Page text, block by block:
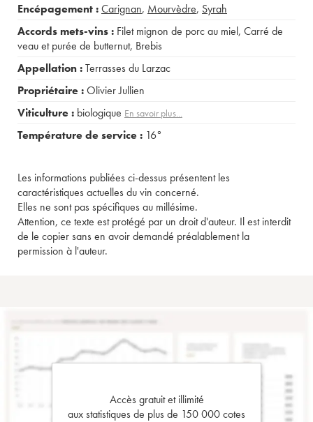
Encépagement :Carignan, Mourvèdre, Syrah
Accords mets-vins : Filet mignon de porc au miel, Carré de
veau et purée de butternut, Brebis
Appellation :Terrasses du Larzac
Propriétaire :Olivier Jullien
Viticulture : biologique En savoir plus...
Température de service : 16°
Les informations publiées ci-dessus présentent les
caractéristiques actuelles du vin concerné.
Elles ne sont pas spécifiques au millésime.
Attention, ce texte est protégé par un droit d'auteur. Il est interdit
de le copier sans en avoir demandé préalablement la
permission à l'auteur.
Accès gratuit et illimité
aux statistiques de plus de 150 000 cotes